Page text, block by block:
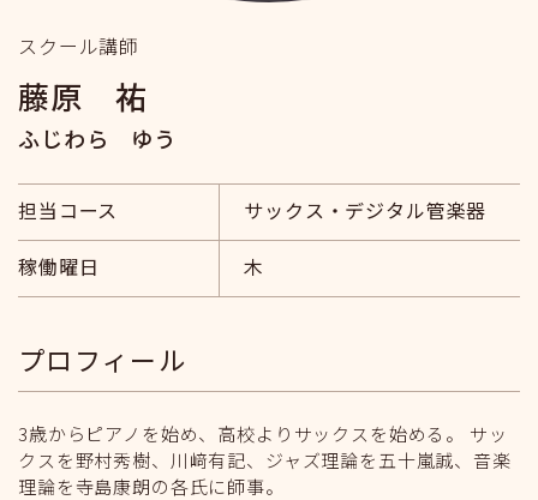
スクール講師
藤原 祐
ふじわら ゆう
担当コース
サックス・デジタル管楽器
稼働曜日
木
プロフィール
3歳からピアノを始め、高校よりサックスを始める。 サッ
クスを野村秀樹、川﨑有記、ジャズ理論を五十嵐誠、音楽
理論を寺島康朗の各氏に師事。